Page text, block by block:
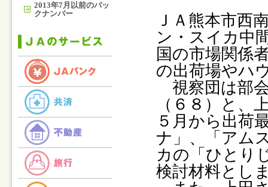
2013年7月以前のバッ
クナンバー
ＪＡ熊本市西
ン・スイカ中
国の市場関係
の出荷場やハ
視察団は部
（６８）と、
５月から出荷
ナ」、「アム
カの「ひとり
検討材料とし